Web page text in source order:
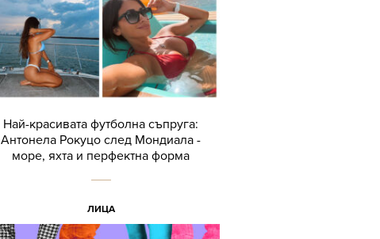
Най-красивата футболна съпруга:
Антонела Рокуцо след Мондиала -
море, яхта и перфектна форма
ЛИЦА